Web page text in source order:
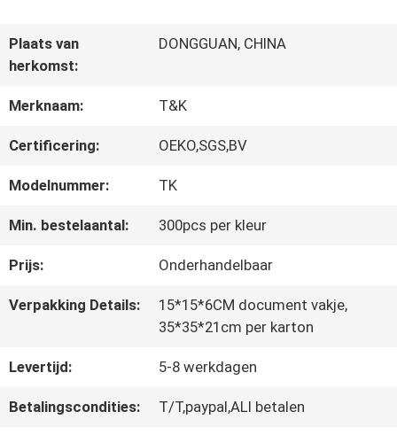
CONTACTEER
ONS
NIEUWS
ALLE
GEVALLEN
Plaats van
herkomst:
DONGGUAN, CHINA
Merknaam: T&K
Certificering: OEKO,SGS,BV
Modelnummer: TK
Min. bestelaantal: 300pcs per kleur
Prijs: Onderhandelbaar
Verpakking Details:
15*15*6CM document vakje,
35*35*21cm per karton
Levertijd: 5-8 werkdagen
Betalingscondities: T/T,paypal,ALI betalen